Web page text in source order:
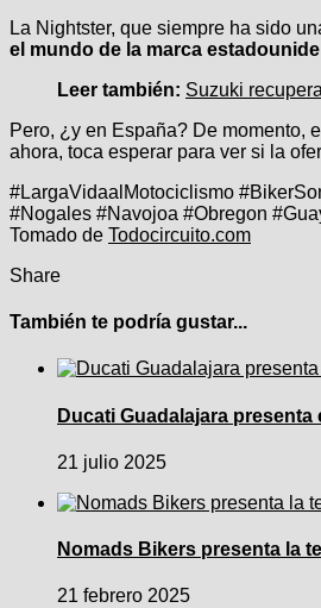
La Nightster, que siempre ha sido
el mundo de la marca
Leer también: Suzuki
Pero, ¿y en España? De momento,
ahora, toca esperar para ver si la
#LargaVidaalMotociclismo
#Nogales #Navojoa #Obregon
Tomado de Todocircuito.com
Share
También te podría gustar...
Ducati Guadalajara
21 julio 2025
Nomads Bikers presenta la
21 febrero 2025